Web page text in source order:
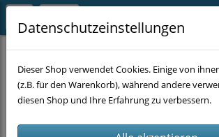
Es wurden leider keine Produkte gefunden.
Datenschutzeinstellungen
Dieser Shop verwendet Cookies. Einige von
(z.B. für den Warenkorb), während andere
diesen Shop und Ihre Erfahrung zu verbessern.